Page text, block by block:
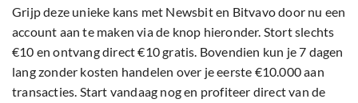
Grijp deze unieke kans met Newsbit en Bitvavo door nu een
account aan te maken via de knop hieronder. Stort slechts
€10 en ontvang direct €10 gratis. Bovendien kun je 7 dagen
lang zonder kosten handelen over je eerste €10.000 aan
transacties. Start vandaag nog en profiteer direct van de